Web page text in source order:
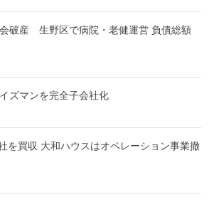
破産 生野区で病院・老健運営 負債総額
ズマンを完全子会社化
を買収 大和ハウスはオペレーション事業撤